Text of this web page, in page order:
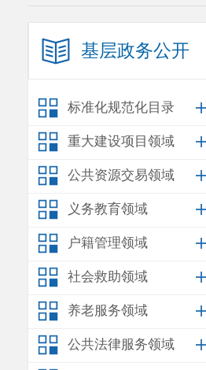
基层政务公开
标准化规范化目录
重大建设项目领域
公共资源交易领域
义务教育领域
户籍管理领域
社会救助领域
养老服务领域
公共法律服务领域